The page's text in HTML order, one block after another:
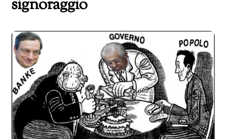
signoraggio